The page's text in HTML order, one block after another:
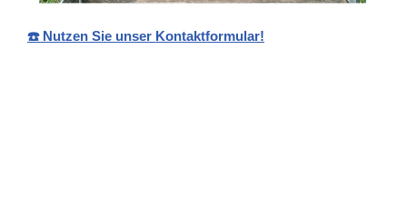
☎️ Nutzen Sie unser Kontaktformular!